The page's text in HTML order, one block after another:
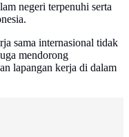
negeri terpenuhi serta
sama internasional tidak
mendorong
lapangan kerja di dalam